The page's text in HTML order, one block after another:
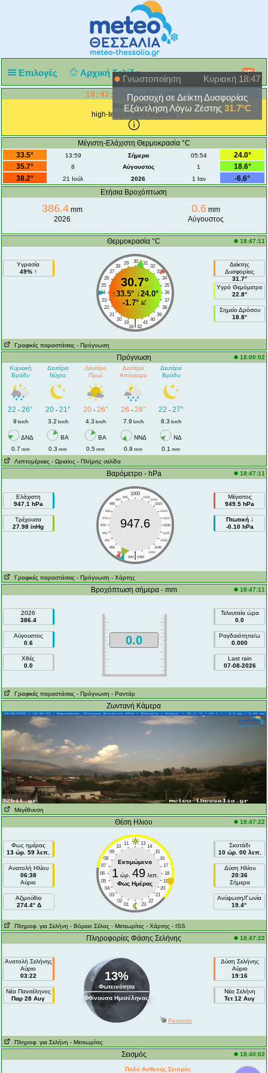
Επιλογές Αρχική Σελίδα °F
18:47:28Κυρ 9 Αυγ 2026
MeteoAlarm
high-temperature warning
Μέγιστη-Ελάχιστη Θερμοκρασία °C
33.5°
13:59 Σήμερα 05:54
24.0°
35.7°
8 Αύγουστος 1
18.6°
38.2°
21 Ιούλ 2026 1 Ιαν
-6.6°
Ετήσια Βροχόπτωση
386.4 mm
2026
0.6mm
Αύγουστος
Θερμοκρασία °C 18:47:11
Υγρασία
49% ↑
30
29 31
28
32
27
33
26
34
25
35
24
36
23
37
22
38
21
39
20
40
19 41
|
18 42
30.7°
↑33.5°↓24.0°
-1.7°
Δείκτης
Δυσφορίας
31.7°
Υγρό Θεμόμετρο
22.8°
Σημείο Δρόσου
18.8°
Γραφικές παραστάσεις - Πρόγνωση
Πρόγνωση
18:00:02
Κυριακή
Βράδυ
Δευτέρα
Νύχτα
Δευτέρα
Πρωί
Δευτέρα
Απόγευμα
Δευτέρα
Βράδυ
22 -26° 20- 21° 20- 26° 26 - 28° 22 - 27°
9 km/h 3.2 km/h 4.3 km/h 7.9 km/h 8.3 km/h
ΔΝΔ ΒA ΒA ΝΝΔ
ΝΔ
0.7 mm 0.3 mm 0.5 mm 0.9 mm 0.1 mm
Λεπτομέρειες - Ωριαίος - Πλήρης σελίδα
Βαρόμετρο - hPa 18:47:11
Ελάχιστη
947.1 hPa
Τρέχουσα
27.98 inHg
1000
995 1005
990
1010
985
1015
980
1020
975
1025
970
1030
965
1035
960
1040
955
1045
950
1050
|
940 1060
947.6
Μέγιστος
949.5 hPa
Πτωτική ↓
-0.10 hPa
Γραφικές παραστάσεις - Πρόγνωση - Χάρτης
Βροχόπτωση σήμερα - mm 18:47:11
2026
386.4
Αύγουστος
0.6
Χθές
0.0
0.0
Τελευταία ώρα
0.0
Ραγδαιότητα/ω
0.000
Last rain
07-08-2026
Γραφικές παραστάσεις - Πρόγνωση - Ραντάρ
Ζωντανή Κάμερα
Μεγέθυνση
Θέση Ηλιου 18:47:22
Φως ημέρας
13 ώρ. 59 λεπ.
Ανατολή Ηλίου
06:38
Αύριο
Aζιμούθιο
274.4° Δ
11 13
10
14
09
15
08
16
07
17
06
18
05
19
04
20
03
21
02
22
01 23
Εκτιμώμενο
1 ώρ. 49λεπ.
Φως Ημέρας
Σκοτάδι
10 ώρ. 00 λεπ.
Δύση Ηλίου
20:36
Σήμερα
Ανύψωση/Γωνία
19.4°
Πληροφ. για Σελήνη - Βόρειο Σέλας - Μετεωρίτες - Χάρτης - ISS
Πληροφορίες Φάσης Σελήνης 18:47:22
Ανατολή Σελήνης
Αύριο
03:22
Νέα Πανσέληνος
Παρ 28 Αυγ
13%
Φωτεινότητα
Φθίνουσα Ημισέληνος
Δύση Σελήνης
Αύριο
19:16
Νέα Σελήνη
Τετ 12 Αυγ
Perseids
Πληροφ. για Σελήνη - Μετεωρίτες
Σεισμός 18:40:02
Πολύ Ασθενής Σεισμός
Γνωστοποίηση
Κυριακή 18:47
Προσοχή σε Δείκτη Δυσφορίας
Εξάντληση Λόγω Ζέστης 31.7°C